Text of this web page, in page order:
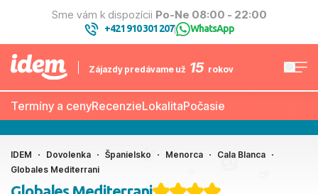
Sme vám k dispozícii Po-Ne 08:00 - 22:00
+421 910 301 207| WhatsApp
Zájazdy predávame už 15 rokov
Termíny a cenyRecenzieLokalitaPočasie
IDEM Dovolenka Španielsko Menorca
Cala Blanca
Globales Mediterrani